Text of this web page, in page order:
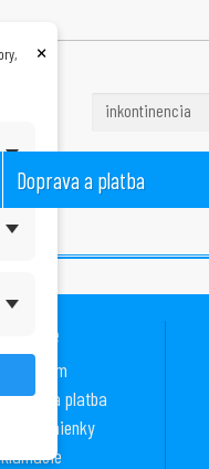
Doprava a platba
nám
a platba
podmienky
×